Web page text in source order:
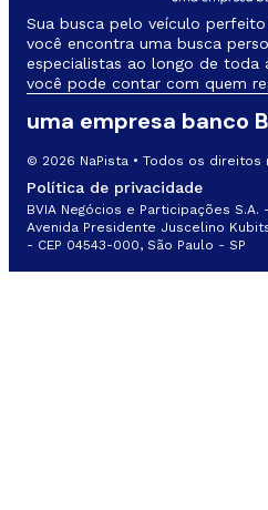
Sua busca pelo veículo
você encontra uma busca
especialistas ao longo de toda
você pode contar com quem
© 2026 NaPista • Todos os direitos
Política de privacidade
BVIA Negócios e Participações S.A.
Avenida Presidente Juscelino
- CEP 04543-000, São Paulo - SP
uma empresa banco